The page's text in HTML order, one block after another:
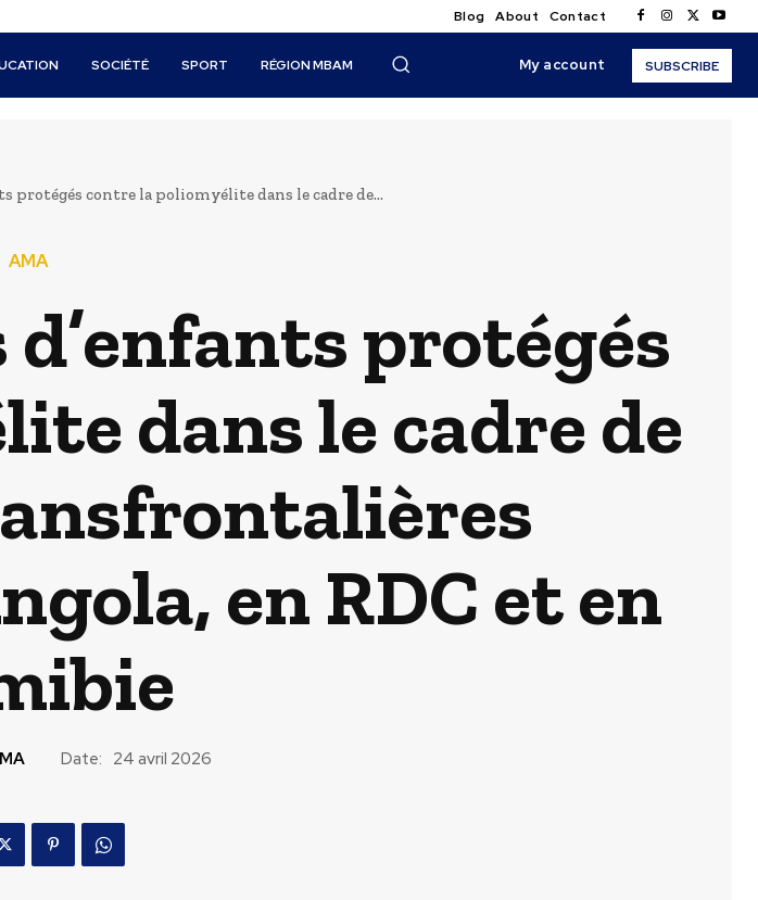
Blog About Contact
SOCIÉTÉ SPORT RÉGION MBAM My account SUBSCRIBE
protégés contre la poliomyélite dans le cadre de...
AMA
protégés
dans le cadre de
en RDC et en
Date: 24 avril 2026